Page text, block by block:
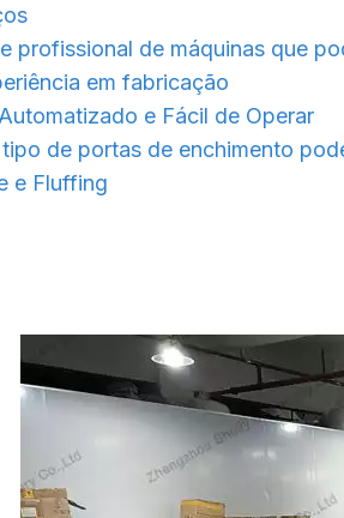
profissional de máquinas que
em fabricação
e Fácil de Operar
de portas de enchimento
e Fluffing